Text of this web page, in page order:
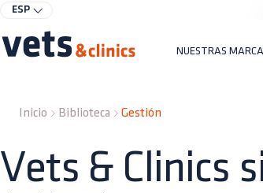
ESP
NUESTRAS
Inicio Biblioteca Gestión
Vets & Clinics